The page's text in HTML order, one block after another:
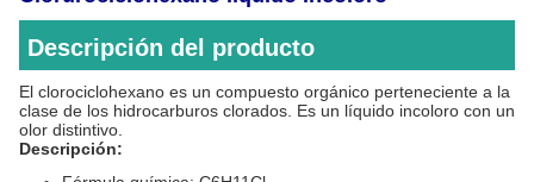
Descripción del producto
El clorociclohexano es un compuesto orgánico perteneciente a la
clase de los hidrocarburos clorados. Es un líquido incoloro con un
olor distintivo.
Descripción: